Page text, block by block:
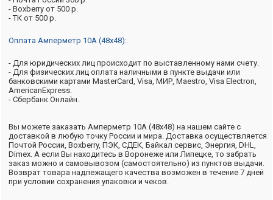
- Boxberry от 500 р.
- ТК от 500 р.
Оплата Амперметр 10А (48х48):
- Для юридических лиц происходит по выставленному нами счету.
- Для физических лиц оплата наличными в пункте выдачи или
банковскими картами MasterCard, Visa, МИР, Maestro, Visa Electron,
AmericanExpress.
- Сбербанк Онлайн.
Вы можете заказать Амперметр 10А (48х48) на нашем сайте с
доставкой в любую точку России и мира. Доставка осуществляется
Почтой России, Boxberry, ПЭК, СДЕК, Байкал сервис, Энергия, DHL,
Dimex. А если Вы находитесь в Воронеже или Липецке, то забрать
заказ можно и самовывозом (самостоятельно) из пунктов выдачи.
Возврат товара надлежащего качества возможен в течение 7 дней
при условии сохранения упаковки и чеков.